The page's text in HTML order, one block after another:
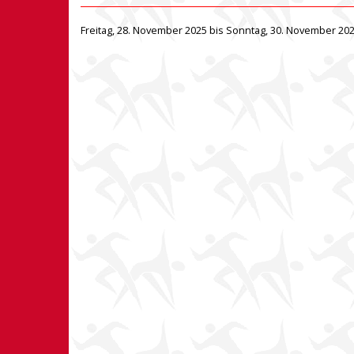
Freitag, 28. November 2025 bis Sonntag, 30. November